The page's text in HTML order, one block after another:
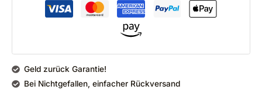
Geld zurück Garantie!
Bei Nichtgefallen, einfacher Rückversand